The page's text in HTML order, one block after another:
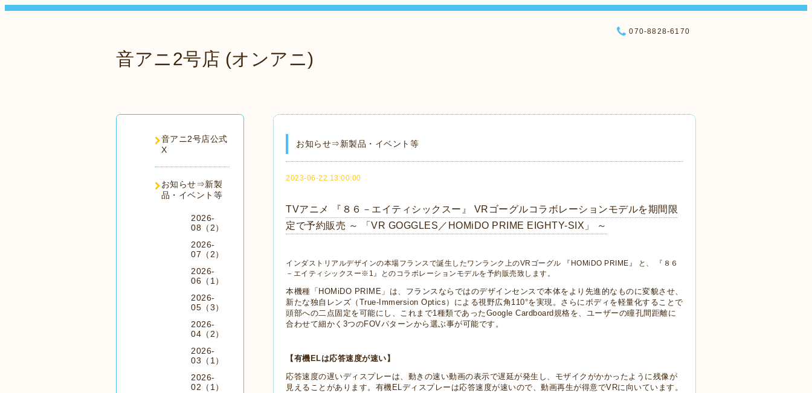
音アニ2号店 (オンアニ)
070-8828-6170
お知らせ⇒新製品・イベント等
2023-06-22 13:00:00
TVアニメ 『８６－エイティシックスー』 VRゴーグルコラボレーションモデルを期間限
定で予約販売 ～ 「VR GOGGLES／HOMiDO PRIME EIGHTY-SIX」 ～
インダストリアルデザインの本場フランスで誕生したワンランク上のVRゴーグル 『HOMiDO PRIME』 と、 『８６
－エイティシックスー※1』とのコラボレーションモデルを予約販売致します。
本機種「HOMiDO PRIME」は、フランスならではのデザインセンスで本体をより先進的なものに変貌させ、
新たな独自レンズ（True-Immersion Optics）による視野広角110°を実現。さらにボディを軽量化することで
頭部への二点固定を可能にし、これまで1種類であったGoogle Cardboard規格を、ユーザーの瞳孔間距離に
合わせて細かく3つのFOVパターンから選ぶ事が可能です。
【有機ELは応答速度が速い】
応答速度の遅いディスプレーは、動きの速い動画の表示で遅延が発生し、モザイクがかかったように残像が
見えることがあります。有機ELディスプレーは応答速度が速いので、動画再生が得意でVRに向いています。
音アニ2号店公式
X
お知らせ⇒新製
品・イベント等
2026-
08（2）
2026-
07（2）
2026-
06（1）
2026-
05（3）
2026-
04（2）
2026-
03（1）
2026-
02（1）